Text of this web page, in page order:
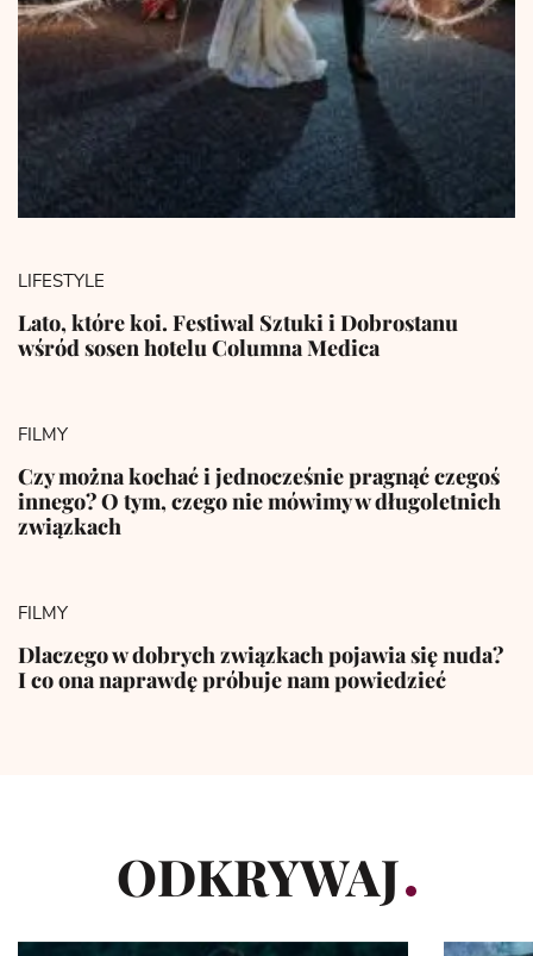
LIFESTYLE
Lato, które koi. Festiwal Sztuki i Dobrostanu
wśród sosen hotelu Columna Medica
FILMY
Czy można kochać i jednocześnie pragnąć czegoś
innego? O tym, czego nie mówimy w długoletnich
związkach
FILMY
Dlaczego w dobrych związkach pojawia się nuda?
I co ona naprawdę próbuje nam powiedzieć
ODKRYWAJ